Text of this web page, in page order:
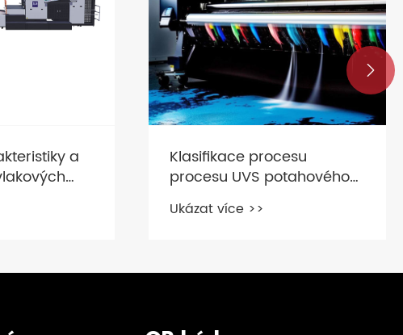
a
Klasifikace procesu
procesu UVS potahového
stroje
Ukázat více >>
